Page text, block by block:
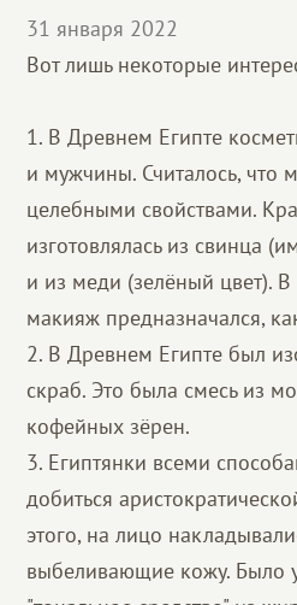
Партнерам
Благотворительность
31 января 2022
Вот лишь некоторые
1. В Древнем Египте
и мужчины. Считалось, что
целебными свойствами.
изготовлялась из свинца
и из меди (зелёный цвет).
макияж предназначался,
2. В Древнем Египте был
скраб. Это была смесь из
кофейных зёрен.
3. Египтянки всеми
добиться
этого, на лицо
выбеливающие кожу. Было